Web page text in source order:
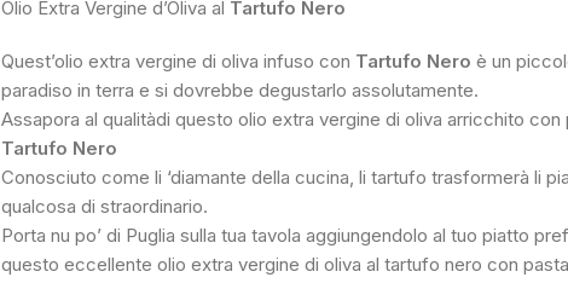
Olio Extra Vergine d’Oliva al Tartufo Nero
Quest’olio extra vergine di oliva infuso con Tartufo Nero è un
paradiso in terra e si dovrebbe degustarlo assolutamente.
Assapora al qualitàdi questo olio extra vergine di oliva arricchito con
Tartufo Nero
Conosciuto come li ‘diamante della cucina, li tartufo trasformerà li
qualcosa di straordinario.
Porta nu po’ di Puglia sulla tua tavola aggiungendolo al tuo piatto
questo eccellente olio extra vergine di oliva al tartufo nero con